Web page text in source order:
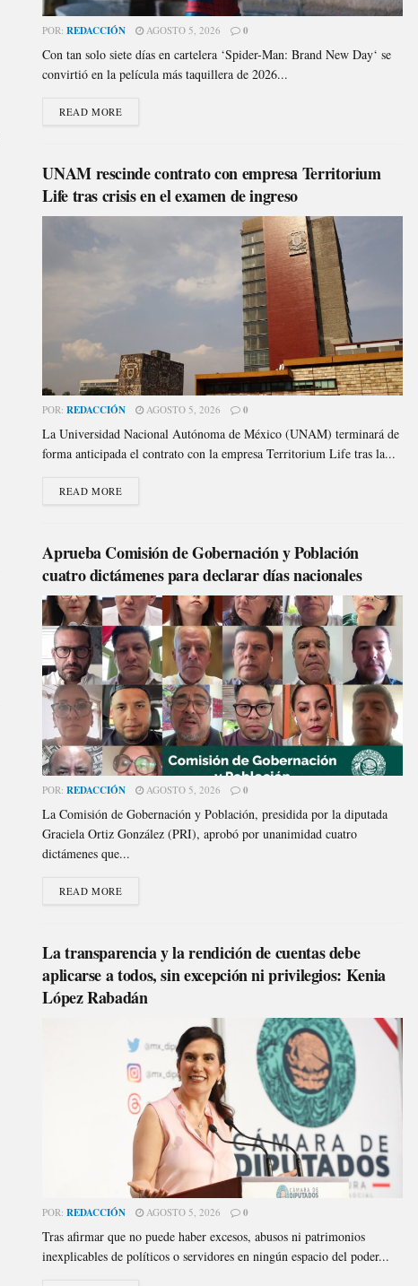
POR: REDACCIÓN AGOSTO 5, 2026 0
Con tan solo siete días en cartelera ‘Spider-Man: Brand New Day‘ se
convirtió en la película más taquillera de 2026...
READ MORE
UNAM rescinde contrato con empresa Territorium
Life tras crisis en el examen de ingreso
POR: REDACCIÓN AGOSTO 5, 2026 0
La Universidad Nacional Autónoma de México (UNAM) terminará de
forma anticipada el contrato con la empresa Territorium Life tras la...
READ MORE
Aprueba Comisión de Gobernación y Población
cuatro dictámenes para declarar días nacionales
POR: REDACCIÓN AGOSTO 5, 2026 0
La Comisión de Gobernación y Población, presidida por la diputada
Graciela Ortiz González (PRI), aprobó por unanimidad cuatro
dictámenes que...
READ MORE
La transparencia y la rendición de cuentas debe
aplicarse a todos, sin excepción ni privilegios: Kenia
López Rabadán
POR: REDACCIÓN AGOSTO 5, 2026 0
Tras afirmar que no puede haber excesos, abusos ni patrimonios
inexplicables de políticos o servidores en ningún espacio del poder...